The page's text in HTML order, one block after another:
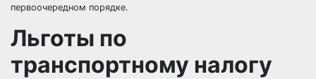
первоочередном порядке.
Льготы по
транспортному налогу